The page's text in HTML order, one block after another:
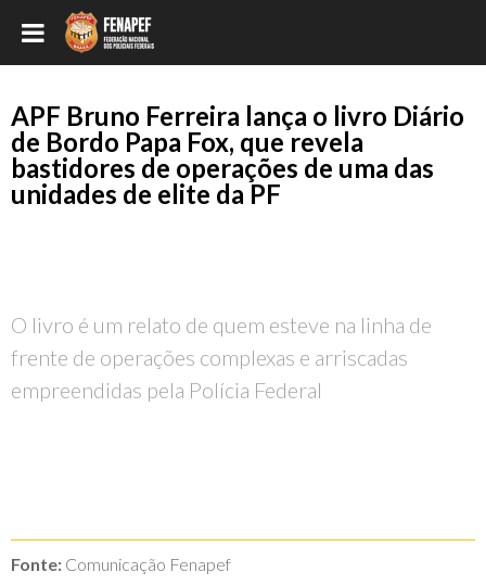
APF Bruno Ferreira lança o livro Diário
de Bordo Papa Fox, que revela
bastidores de operações de uma das
unidades de elite da PF
O livro é um relato de quem esteve na linha de
frente de operações complexas e arriscadas
empreendidas pela Polícia Federal
Fonte: Comunicação Fenapef